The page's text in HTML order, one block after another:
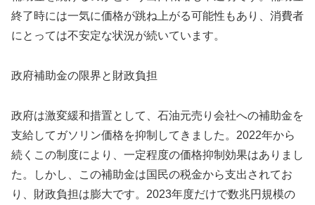
終了時には一気に価格が跳ね上がる可能性もあり、消費者
にとっては不安定な状況が続いています。
政府補助金の限界と財政負担
政府は激変緩和措置として、石油元売り会社への補助金を
支給してガソリン価格を抑制してきました。2022年から
続くこの制度により、一定程度の価格抑制効果はありまし
た。しかし、この補助金は国民の税金から支出されてお
り、財政負担は膨大です。2023年度だけで数兆円規模の